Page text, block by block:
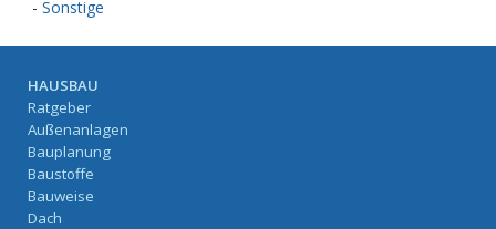
- Sonstige
HAUSBAU
Ratgeber
Außenanlagen
Bauplanung
Baustoffe
Bauweise
Dach